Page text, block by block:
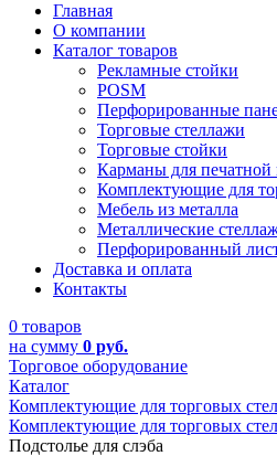
Главная
О компании
Каталог товаров
Рекламные стойки
POSM
Перфорированные
Торговые стеллажи
Торговые стойки
Карманы для печатной
Комплектующие для
Мебель из металла
Металлические
Перфорированный
Доставка и оплата
Контакты
0 товаров
на сумму 0 руб.
Торговое оборудование
Каталог
Комплектующие для торговых
Комплектующие для торговых
Подстолье для слэба